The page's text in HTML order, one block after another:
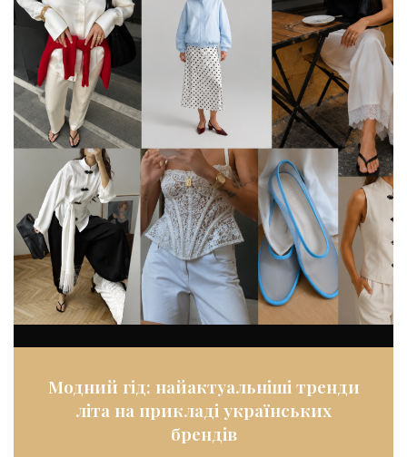
Модний гід: найактуальніші тренди
літа на прикладі українських
брендів